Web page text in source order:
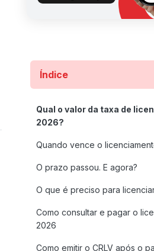
Índice
Qual o valor da taxa de
2026?
Quando vence o
O prazo passou. E agora?
O que é preciso para
Como consultar e pagar o
2026
Como emitir o CRLV após o